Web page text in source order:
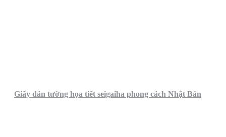
Giấy dán tường họa tiết seigaiha phong cách Nhật Bản